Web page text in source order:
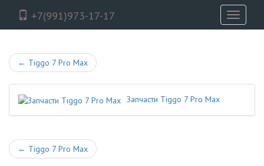
+7(991)973-17-17
Toggle
← Tiggo 7 Pro Max
Запчасти Tiggo 7 Pro Max
← Tiggo 7 Pro Max